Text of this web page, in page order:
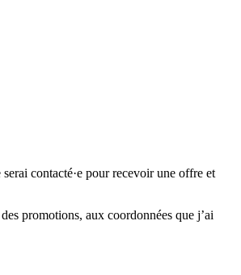
contacté·e pour recevoir une offre et
promotions, aux coordonnées que j’ai